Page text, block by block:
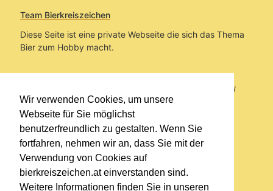
Wir verwenden Cookies, um unsere
Webseite für Sie möglichst
benutzerfreundlich zu gestalten. Wenn Sie
fortfahren, nehmen wir an, dass Sie mit der
Verwendung von Cookies auf
bierkreiszeichen.at einverstanden sind.
Weitere Informationen finden Sie in unseren
Team Bierkreiszeichen
Diese Seite ist eine private Webseite die sich das Thema
Bier zum Hobby macht.
Sie befinden sich auf https://www.bierkreiszeichen.at/
im Pfad:Bierkreiszeichen/Gesammelte Biere
Erstellt: 2026-08-09
Links